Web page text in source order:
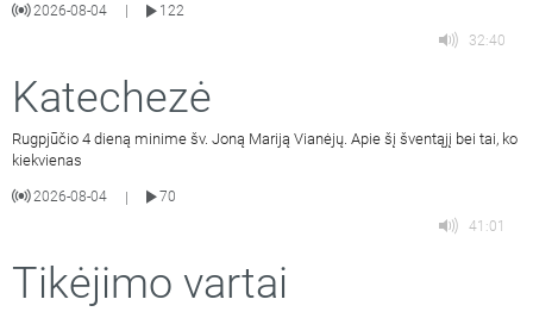
2026-08-04
122
32:40
Katechezė
Rugpjūčio 4 dieną minime šv. Joną Mariją Vianėjų. Apie šį šventąjį bei tai, ko
kiekvienas
2026-08-04 |
70
41:01
Tikėjimo vartai